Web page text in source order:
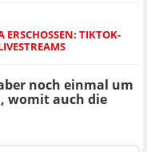
ERSCHOSSEN: TIKTOK-
noch einmal um
womit auch die